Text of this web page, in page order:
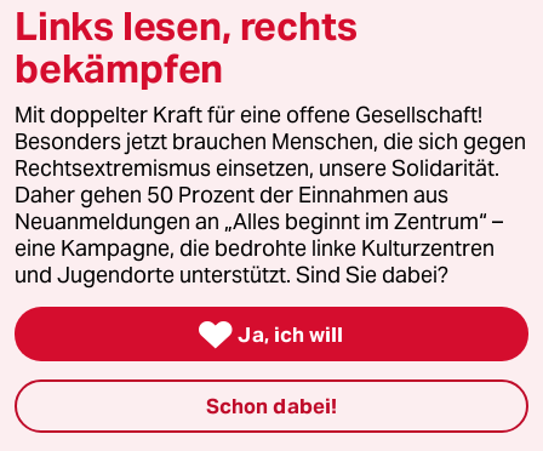
eine frau aus rein anatomischen gründen einen
mann gar nicht vergewaltigen,insofern sollte
man daraus nicht jedem mann eine
gedankliche nähe dahingehend unterstellen.
(was ständig passiert)
F Faulpelz
05.03.2014,22:39 Uhr
@6474 (Profil gelöscht):
Es ist eben so, dass nicht sein kann,
was nicht sein darf.
Links lesen, rechts
bekämpfen
Mit doppelter Kraft für eine offene Gesellschaft!
Besonders jetzt brauchen Menschen, die sich gegen
Rechtsextremismus einsetzen, unsere Solidarität.
Daher gehen 50 Prozent der Einnahmen aus
Neuanmeldungen an „Alles beginnt im Zentrum“ –
eine Kampagne, die bedrohte linke Kulturzentren
und Jugendorte unterstützt. Sind Sie dabei?
 Ja, ich will
Schon dabei!